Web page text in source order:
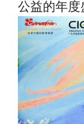
公益的年度